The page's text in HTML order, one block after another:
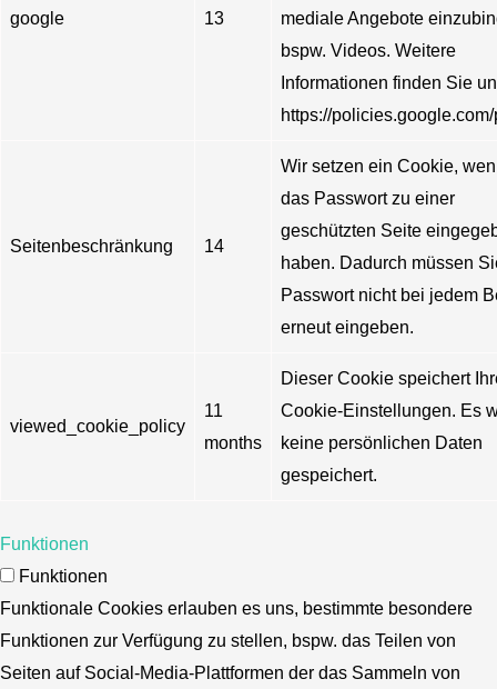
google 13
mediale Angebote
bspw. Videos. Weitere
Informationen finden Sie
https://
Seitenbeschränkung 14
Wir setzen ein Cookie,
das Passwort zu einer
geschützten Seite
haben. Dadurch müssen
Passwort nicht bei jedem
erneut eingeben.
viewed_cookie_policy
11
months
Dieser Cookie speichert
Cookie-Einstellungen. Es
keine persönlichen Daten
gespeichert.
Funktionen
Funktionen
Funktionale Cookies erlauben es uns, bestimmte besondere
Funktionen zur Verfügung zu stellen, bspw. das Teilen von
Seiten auf Social-Media-Plattformen der das Sammeln von